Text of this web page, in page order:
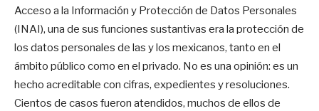
Acceso a la Información y Protección de Datos Personales
(INAI), una de sus funciones sustantivas era la protección de
los datos personales de las y los mexicanos, tanto en el
ámbito público como en el privado. No es una opinión: es un
hecho acreditable con cifras, expedientes y resoluciones.
Cientos de casos fueron atendidos, muchos de ellos de